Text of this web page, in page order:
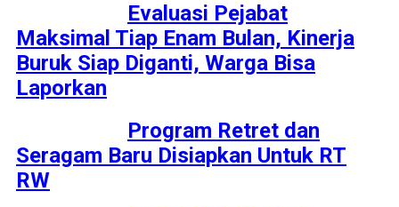
Evaluasi Pejabat
Maksimal Tiap Enam Bulan, Kinerja
Buruk Siap Diganti, Warga Bisa
Laporkan
Program Retret dan
Seragam Baru Disiapkan Untuk RT
RW